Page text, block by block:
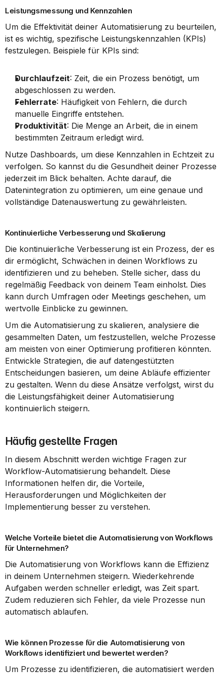
Leistungsmessung und Kennzahlen
Um die Effektivität deiner Automatisierung zu beurteilen,
ist es wichtig, spezifische Leistungskennzahlen (KPIs)
festzulegen. Beispiele für KPIs sind:
Durchlaufzeit: Zeit, die ein Prozess benötigt, um
abgeschlossen zu werden.
Fehlerrate: Häufigkeit von Fehlern, die durch
manuelle Eingriffe entstehen.
Produktivität: Die Menge an Arbeit, die in einem
bestimmten Zeitraum erledigt wird.
Nutze Dashboards, um diese Kennzahlen in Echtzeit zu
verfolgen. So kannst du die Gesundheit deiner Prozesse
jederzeit im Blick behalten. Achte darauf, die
Datenintegration zu optimieren, um eine genaue und
vollständige Datenauswertung zu gewährleisten.
Kontinuierliche Verbesserung und Skalierung
Die kontinuierliche Verbesserung ist ein Prozess, der es
dir ermöglicht, Schwächen in deinen Workflows zu
identifizieren und zu beheben. Stelle sicher, dass du
regelmäßig Feedback von deinem Team einholst. Dies
kann durch Umfragen oder Meetings geschehen, um
wertvolle Einblicke zu gewinnen.
Um die Automatisierung zu skalieren, analysiere die
gesammelten Daten, um festzustellen, welche Prozesse
am meisten von einer Optimierung profitieren könnten.
Entwickle Strategien, die auf datengestützten
Entscheidungen basieren, um deine Abläufe effizienter
zu gestalten. Wenn du diese Ansätze verfolgst, wirst du
die Leistungsfähigkeit deiner Automatisierung
kontinuierlich steigern.
Häufig gestellte Fragen
In diesem Abschnitt werden wichtige Fragen zur
Workflow-Automatisierung behandelt. Diese
Informationen helfen dir, die Vorteile,
Herausforderungen und Möglichkeiten der
Implementierung besser zu verstehen.
Welche Vorteile bietet die Automatisierung von Workflows
für Unternehmen?
Die Automatisierung von Workflows kann die Effizienz
in deinem Unternehmen steigern. Wiederkehrende
Aufgaben werden schneller erledigt, was Zeit spart.
Zudem reduzieren sich Fehler, da viele Prozesse nun
automatisch ablaufen.
Wie können Prozesse für die Automatisierung von
Workflows identifiziert und bewertet werden?
Um Prozesse zu identifizieren, die automatisiert werden